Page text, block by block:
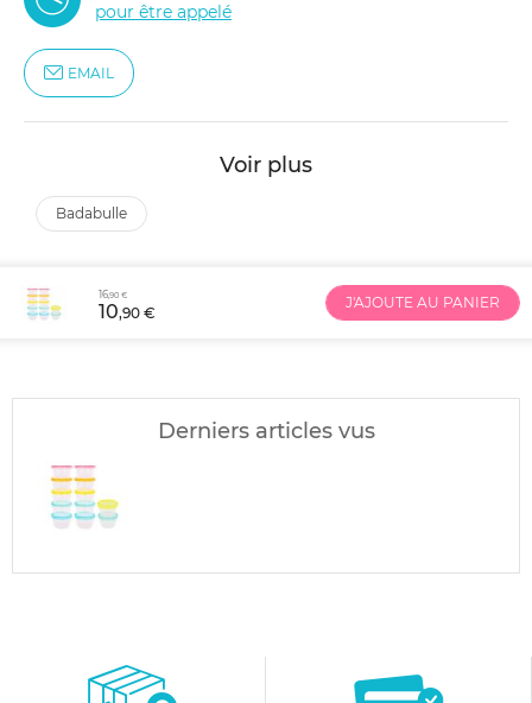
pour être appelé
EMAIL
Voir plus
badabulle
16,90 €
10,90 €
J'AJOUTE AU PANIER
Derniers articles vus